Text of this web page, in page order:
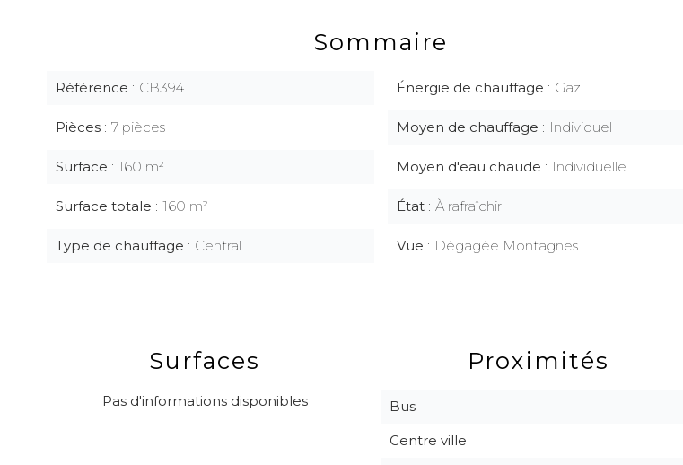
Sommaire
Référence CB394
Pièces 7 pièces
Surface 160 m²
Surface totale 160 m²
Type de chauffage Central
Énergie de chauffage Gaz
Moyen de chauffage Individuel
Moyen d'eau chaude Individuelle
État À rafraîchir
Vue Dégagée Montagnes
Surfaces
Pas d'informations disponibles
Proximités
Bus
Centre ville